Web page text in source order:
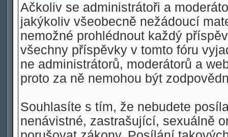
Ačkoliv se administrátoři a
jakýkoliv všeobecně nežádoucí
nemožné prohlédnout každý
všechny příspěvky v tomto fóru
ne administrátorů, moderátorů a
proto za ně nemohou být
Souhlasíte s tím, že nebudete
nenávistné, zastrašující, sexuálně